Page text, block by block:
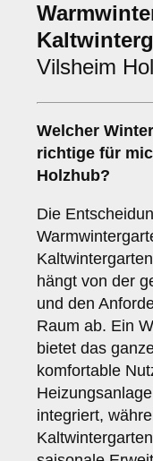
Vilsheim
Welcher
richtige für
Holzhub?
Die
hängt von der
und den
Raum ab. Ein
bietet das
komfortable
integriert,